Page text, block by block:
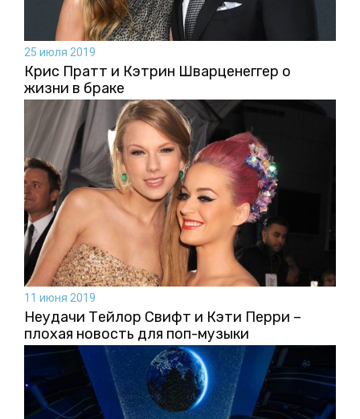
25 июля 2019
Крис Пратт и Кэтрин Шварценеггер о
жизни в браке
11 июня 2019
Неудачи Тейлор Свифт и Кэти Перри –
плохая новость для поп-музыки